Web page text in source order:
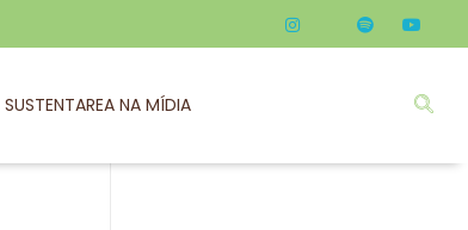
SUSTENTAREA NA MÍDIA